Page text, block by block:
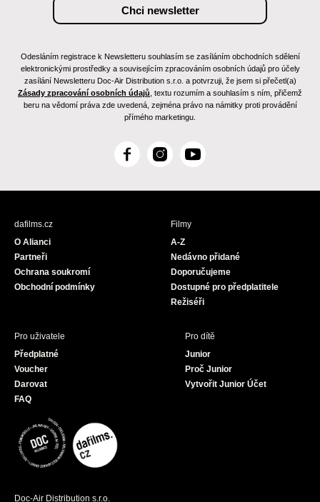
Odesláním registrace k Newsletteru souhlasím se zasíláním obchodních sdělení
elektronickými prostředky a souvisejícím zpracováním osobních údajů pro účely
zasílání Newsletteru Doc-Air Distribution s.r.o. a potvrzuji, že jsem si přečetl(a)
Zásady zpracování osobních údajů , textu rozumím a souhlasím s ním, přičemž
beru na vědomí práva zde uvedená, zejména právo na námitky proti provádění
přímého marketingu.
F
c
I
s
Y
u
dafilms.cz
O Alianci
Partneři
Ochrana soukromí
Obchodní podmínky
Filmy
A-Z
Nedávno přidané
Doporučujeme
Dostupné pro předplatitele
Režiséři
Pro uživatele
Předplatné
Voucher
Darovat
FAQ
Pro dítě
Junior
Proč Junior
Vytvořit Junior Účet
Doc-Air Distribution s.r.o.